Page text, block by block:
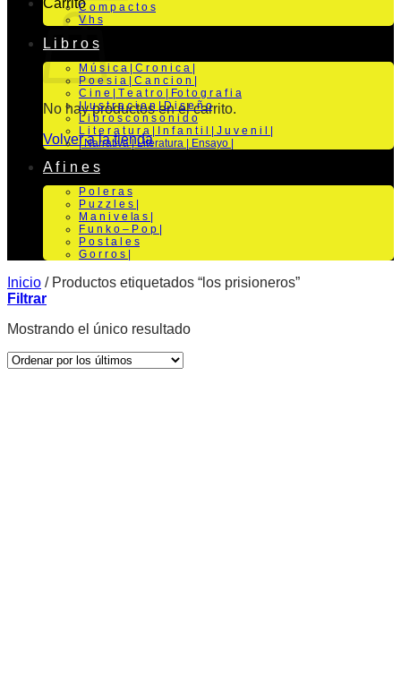
No hay productos en el carrito.
Volver a la tienda
C o m p a c t o s
V h s
L i b r o s
M ú s i c a | C r o n i c a |
P o e s i a | C a n c i o n |
C i n e | T e a t r o | Fo t o g r a f i a
I l u s t r a c i o n | D i s e ñ o
L i b r o s c o n s o n i d o
L i t e r a t u r a | I n f a n t i l | J u v e n i l |
| Narrativa | Literatura | Ensayo |
A f i n e s
P o l e r a s
P u z z l e s |
M a n i v e la s |
F u n k o – P o p |
P o s t a l e s
G o r r o s |
Inicio /Productos etiquetados “los prisioneros”
Filtrar
Mostrando el único resultado